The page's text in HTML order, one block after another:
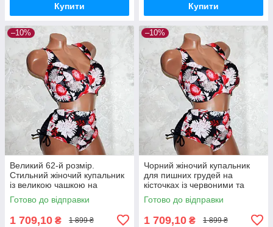
Купити Купити
–10%
Великий 62-й розмір.
Стильний жіночий купальник
із великою чашкою на
кісточках, чорний із
червоними квітами півоніями
Готово до відправки
1 709,10 ₴ 1 899 ₴
–10%
Чорний жіночий купальник
для пишних грудей на
кісточках із червоними та
білими квітами півоніями.
Великий 58-й розмір.
Готово до відправки
1 709,10 ₴ 1 899 ₴